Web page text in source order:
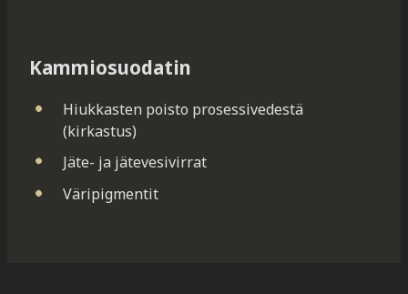
Kammiosuodatin
Hiukkasten poisto prosessivedestä
(kirkastus)
Jäte- ja jätevesivirrat
Väripigmentit